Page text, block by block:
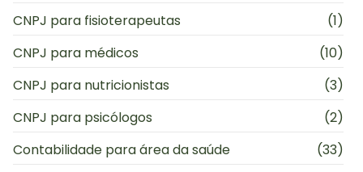
CNPJ para fisioterapeutas
(1)
CNPJ para médicos
(10)
CNPJ para nutricionistas
(3)
CNPJ para psicólogos
(2)
Contabilidade para área da saúde
(33)